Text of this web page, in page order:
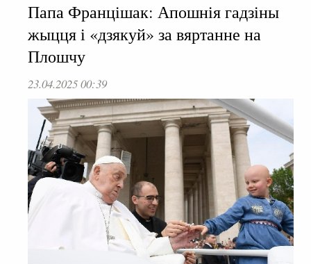
Папа Францішак: Апошнія гадзіны
жыцця і «дзякуй» за вяртанне на
Плошчу
23.04.2025 00:39